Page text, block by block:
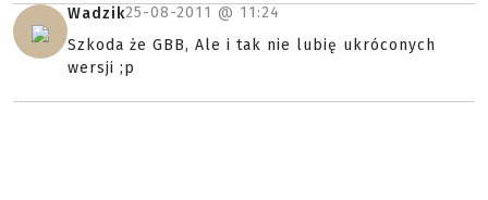
Wadzik25-08-2011 @ 11:24
Szkoda że GBB, Ale i tak nie lubię ukróconych
wersji ;p